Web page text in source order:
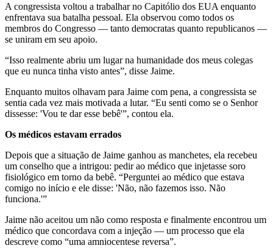
A congressista voltou a trabalhar no Capitólio dos EUA enquanto
enfrentava sua batalha pessoal. Ela observou como todos os
membros do Congresso — tanto democratas quanto republicanos —
se uniram em seu apoio.
“Isso realmente abriu um lugar na humanidade dos meus colegas
que eu nunca tinha visto antes”, disse Jaime.
Enquanto muitos olhavam para Jaime com pena, a congressista se
sentia cada vez mais motivada a lutar. “Eu senti como se o Senhor
dissesse: 'Vou te dar esse bebê'”, contou ela.
Os médicos estavam errados
Depois que a situação de Jaime ganhou as manchetes, ela recebeu
um conselho que a intrigou: pedir ao médico que injetasse soro
fisiológico em torno da bebê. “Perguntei ao médico que estava
comigo no início e ele disse: 'Não, não fazemos isso. Não
funciona.'”
Jaime não aceitou um não como resposta e finalmente encontrou um
médico que concordava com a injeção — um processo que ela
descreve como “uma amniocentese reversa”.